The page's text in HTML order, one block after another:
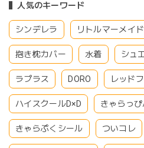
人気のキーワード
シンデレラ リトルマーメイド
抱き枕カバー 水着 シュ
ラプラス DORO レッド
ハイスクールD×D きゃらっぴ
きゃらぷくシール ついコレ